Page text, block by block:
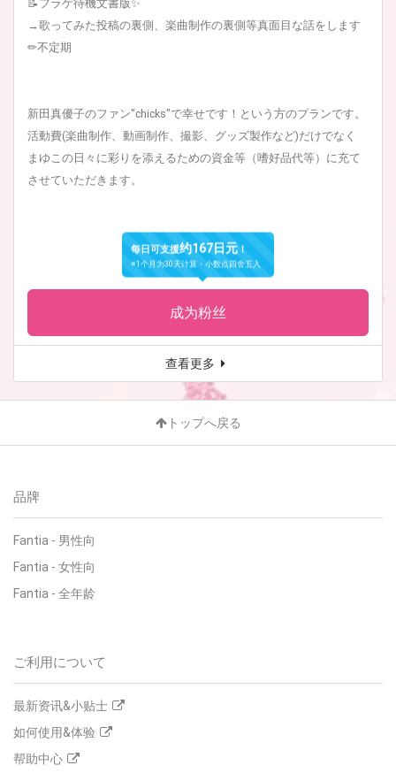
📝フラゲ待機文書版✨
→歌ってみた投稿の裏側、楽曲制作の裏側等真面目な話をします
✏︎不定期
新田真優子のファン"chicks"で幸せです！という方のプランです。
活動費(楽曲制作、動画制作、撮影、グッズ製作など)だけでなく
まゆこの日々に彩りを添えるための資金等（嗜好品代等）に充て
させていただきます。
每日可支援约167日元 ！
※1个月为30天计算・小数点四舍五入
成为粉丝
查看更多
トップへ戻る
品牌
Fantia - 男性向
Fantia - 女性向
Fantia - 全年龄
ご利用について
最新资讯&小贴士
如何使用&体验
帮助中心